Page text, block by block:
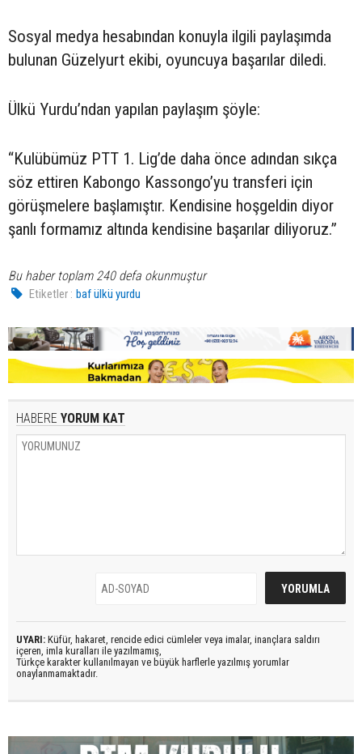
Sosyal medya hesabından konuyla ilgili paylaşımda
bulunan Güzelyurt ekibi, oyuncuya başarılar diledi.
Ülkü Yurdu’ndan yapılan paylaşım şöyle:
“Kulübümüz PTT 1. Lig’de daha önce adından sıkça
söz ettiren Kabongo Kassongo’yu transferi için
görüşmelere başlamıştır. Kendisine hoşgeldin diyor
şanlı formamız altında kendisine başarılar diliyoruz.”
Bu haber toplam 240 defa okunmuştur
Etiketler : baf ülkü yurdu
HABERE YORUM KAT
UYARI: Küfür, hakaret, rencide edici cümleler veya imalar, inançlara saldırı
içeren, imla kuralları ile yazılmamış,
Türkçe karakter kullanılmayan ve büyük harflerle yazılmış yorumlar
onaylanmamaktadır.